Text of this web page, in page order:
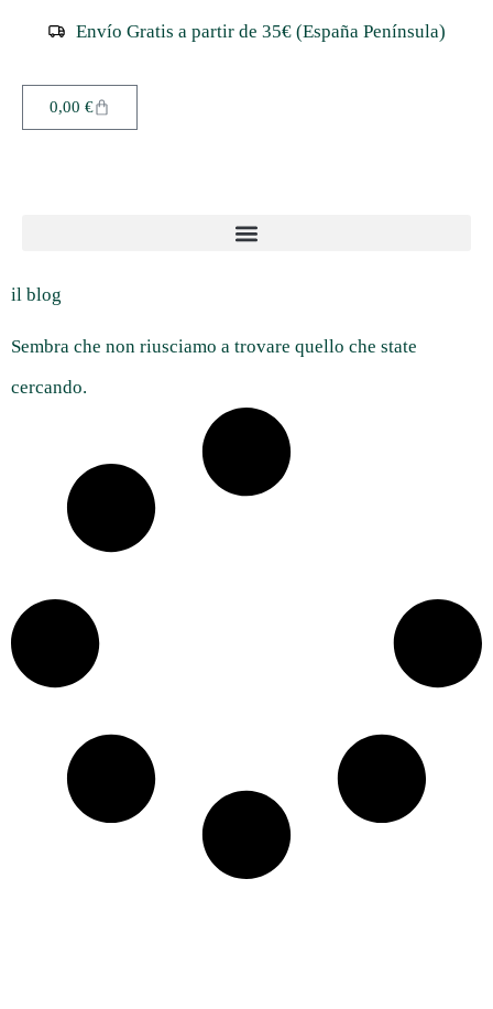
Envío Gratis a partir de 35€ (España Península)
0,00 €
il blog
Sembra che non riusciamo a trovare quello che state
cercando.